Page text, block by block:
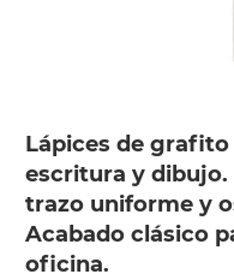
Lápices de
escritura y
trazo uniforme y
Acabado clásico
oficina.